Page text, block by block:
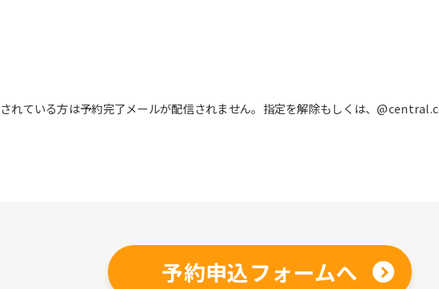
れている方は予約完了メールが配信されません。指定を解除もしくは、
予約申込フォームへ